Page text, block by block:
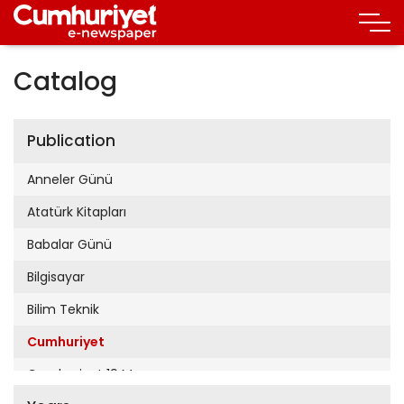
Catalog
Publication
Anneler Günü
Atatürk Kitapları
Babalar Günü
Bilgisayar
Bilim Teknik
Cumhuriyet
Cumhuriyet 19 Mayıs